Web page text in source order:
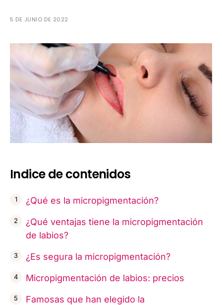
5 DE JUNIO DE 2022
Indice de contenidos
¿Qué es la micropigmentación?
¿Qué ventajas tiene la micropigmentación
de labios?
¿Es segura la micropigmentación?
Micropigmentación de labios: precios
Famosas que han elegido la